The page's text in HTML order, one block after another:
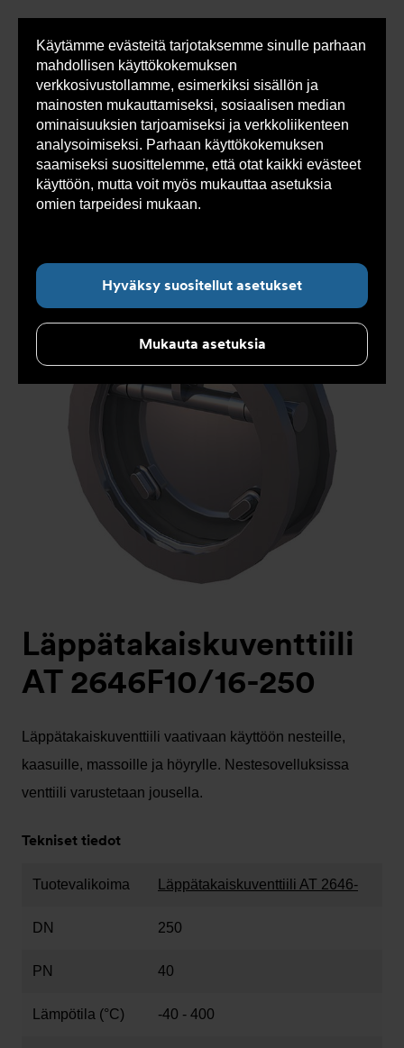
Käytämme evästeitä tarjotaksemme sinulle parhaan
mahdollisen käyttökokemuksen
verkkosivustollamme, esimerkiksi sisällön ja
mainosten mukauttamiseksi, sosiaalisen median
ominaisuuksien tarjoamiseksi ja verkkoliikenteen
analysoimiseksi. Parhaan käyttökokemuksen
saamiseksi suosittelemme, että otat kaikki evästeet
käyttöön, mutta voit myös mukauttaa asetuksia
omien tarpeidesi mukaan.
Hyväksy suositellut asetukset
Mukauta asetuksia
Olet
tässä:
Armatec > Tuotteet > Venttiilit
>
Takaiskuventtiilit
> Läppätakaiskuventtiili
>
Läppätakaiskuventtiili AT 2646-
>
Läppätakaiskuventtiili
AT 2646F10/16-250
Läppätakaiskuventtiili
AT 2646F10/16-250
Läppätakaiskuventtiili vaativaan käyttöön nesteille,
kaasuille, massoille ja höyrylle. Nestesovelluksissa
venttiili varustetaan jousella.
Tekniset tiedot
Tuotevalikoima Läppätakaiskuventtiili AT 2646-
DN 250
PN 40
Lämpötila (°C) -40 - 400